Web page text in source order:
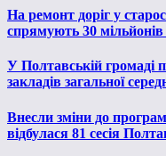
На ремонт доріг у
спрямують 30
У Полтавській громаді
закладів загальної
Внесли зміни до
відбулася 81 сесія